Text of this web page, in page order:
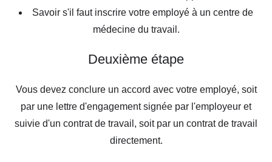
Savoir s'il faut inscrire votre employé à un centre de
médecine du travail.
Deuxième étape
Vous devez conclure un accord avec votre employé, soit
par une lettre d'engagement signée par l'employeur et
suivie d'un contrat de travail, soit par un contrat de travail
directement.